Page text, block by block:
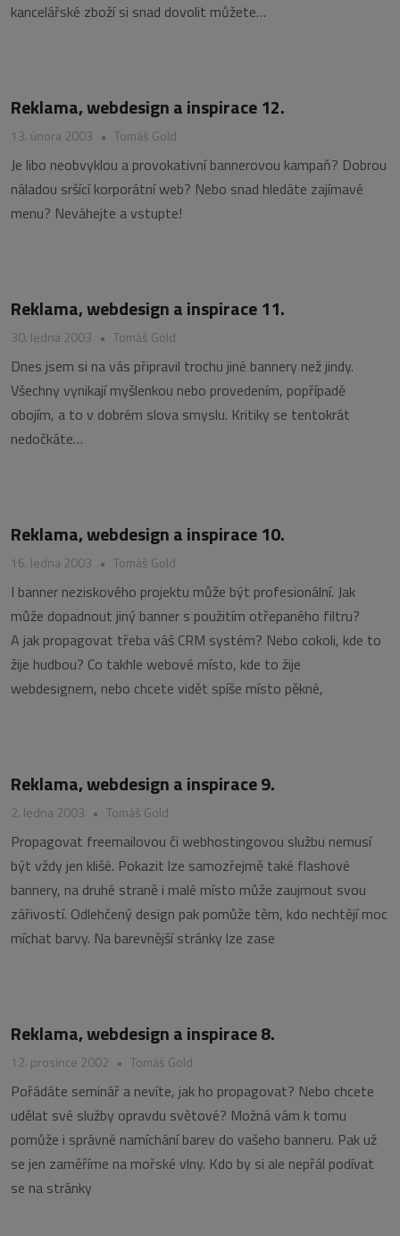
kancelářské zboží si snad dovolit můžete…
Reklama, webdesign a inspirace 12.
13. února 2003 • Tomáš Gold
Je libo neobvyklou a provokativní bannerovou kampaň? Dobrou
náladou sršící korporátní web? Nebo snad hledáte zajímavé
menu? Neváhejte a vstupte!
Reklama, webdesign a inspirace 11.
30. ledna 2003 • Tomáš Gold
Dnes jsem si na vás připravil trochu jiné bannery než jindy.
Všechny vynikají myšlenkou nebo provedením, popřípadě
obojím, a to v dobrém slova smyslu. Kritiky se tentokrát
nedočkáte…
Reklama, webdesign a inspirace 10.
16. ledna 2003 • Tomáš Gold
I banner neziskového projektu může být profesionální. Jak
může dopadnout jiný banner s použitím otřepaného filtru?
A jak propagovat třeba váš CRM systém? Nebo cokoli, kde to
žije hudbou? Co takhle webové místo, kde to žije
webdesignem, nebo chcete vidět spíše místo pěkné,
Reklama, webdesign a inspirace 9.
2. ledna 2003 • Tomáš Gold
Propagovat freemailovou či webhostingovou službu nemusí
být vždy jen klišé. Pokazit lze samozřejmě také flashové
bannery, na druhé straně i malé místo může zaujmout svou
zářivostí. Odlehčený design pak pomůže těm, kdo nechtějí moc
míchat barvy. Na barevnější stránky lze zase
Reklama, webdesign a inspirace 8.
12. prosince 2002 • Tomáš Gold
Pořádáte seminář a nevíte, jak ho propagovat? Nebo chcete
udělat své služby opravdu světové? Možná vám k tomu
pomůže i správné namíchání barev do vašeho banneru. Pak už
se jen zaměříme na mořské vlny. Kdo by si ale nepřál podívat
se na stránky